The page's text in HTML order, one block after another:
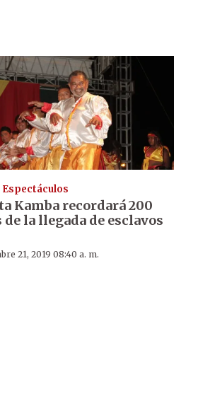
Espectáculos
Kamba recordará 200
de la llegada de esclavos
21, 2019 08:40 a. m.